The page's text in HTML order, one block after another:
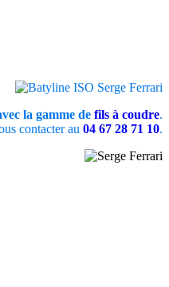
la gamme de fils à coudre.
contacter au 04 67 28 71 10.